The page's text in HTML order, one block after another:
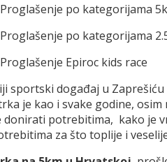
Proglašenje po kategorijama
po kategorijama
Epiroc kids race
sportski događaj u
je kao i svake godine,
donirati potrebitima, kako je
za što toplije i